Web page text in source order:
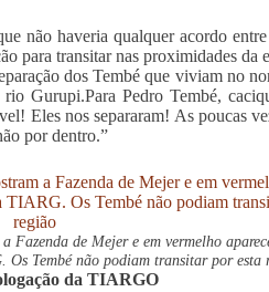
não haveria qualquer acordo
para transitar nas proximidades da
dos Tembé que viviam no
Gurupi.Para Pedro Tembé,
Eles nos separaram! As poucas
por dentro.”
Fazenda de Mejer e em vermelho
Os Tembé não podiam transitar por esta
da TIARGO